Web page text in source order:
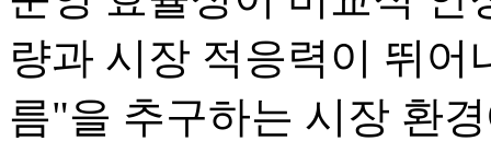
량과 시장 적응력이 뛰
름"을 추구하는 시장 환